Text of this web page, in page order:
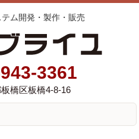
ム開発・製作・販売
3361
橋区板橋4-8-16